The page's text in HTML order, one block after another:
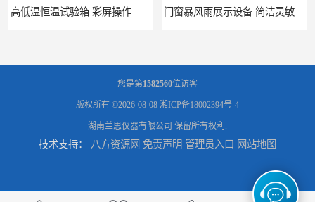
门窗风雨测试机 操作简单 使用寿命长 恒温恒湿试验箱制造商 操作简单 美观实用 清洁更方便
您是第1582560位访客
版权所有 ©2026-08-08 湘ICP备18002394号-4
湖南兰思仪器有限公司 保留所有权利.
技术支持： 八方资源网 免责声明 管理员入口 网站地图